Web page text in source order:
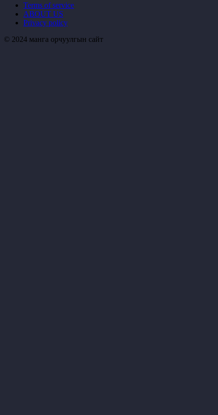
Terms of service
ABOUT US
Privacy policy
© 2024 манга орчуулгын сайт